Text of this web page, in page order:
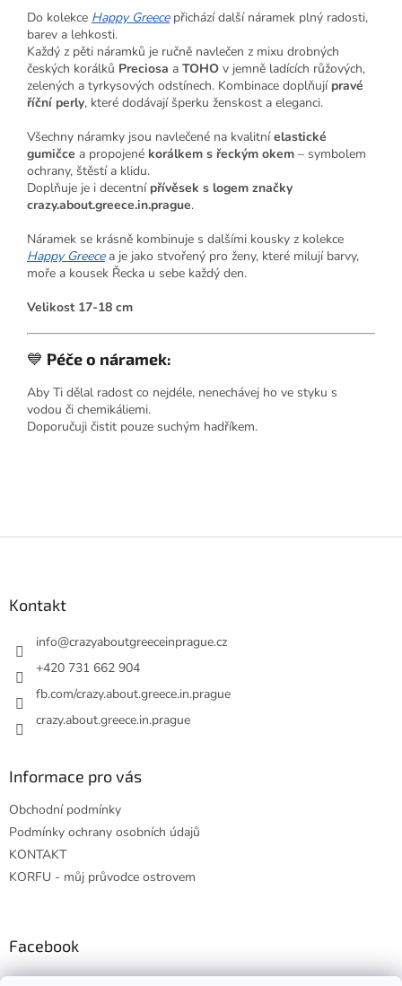
Do kolekce Happy Greecepřichází další náramek plný radosti,
barev a lehkosti.
Každý z pěti náramků je ručně navlečen z mixu drobných
českých korálků Preciosa a TOHO v jemně ladících růžových,
zelených a tyrkysových odstínech. Kombinace doplňují pravé
říční perly, které dodávají šperku ženskost a eleganci.
Všechny náramky jsou navlečené na kvalitníelastické
gumičce a propojené korálkem s řeckým okem – symbolem
ochrany, štěstí a klidu.
Doplňuje je i decentní přívěsek s logem značky
crazy.about.greece.in.prague.
Náramek se krásně kombinuje s dalšími kousky z kolekce
Happy Greecea je jako stvořený pro ženy, které milují barvy,
moře a kousek Řecka u sebe každý den.
Velikost 17-18 cm
💙 Péče o náramek:
Aby Ti dělal radost co nejdéle, nenechávej ho ve styku s
vodou či chemikáliemi.
Doporučuji čistit pouze suchým hadříkem.
Kontakt
info@crazyaboutgreeceinprague.cz
+420 731 662 904
fb.com/crazy.about.greece.in.prague
crazy.about.greece.in.prague
Informace pro vás
Obchodní podmínky
Podmínky ochrany osobních údajů
KONTAKT
KORFU - můj průvodce ostrovem
Facebook